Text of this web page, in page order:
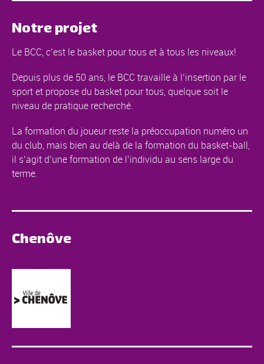
Notre projet
Le BCC, c’est le basket pour tous et à tous les niveaux!
Depuis plus de 50 ans, le BCC travaille à l’insertion par le
sport et propose du basket pour tous, quelque soit le
niveau de pratique recherché.
La formation du joueur reste la préoccupation numéro un
du club, mais bien au delà de la formation du basket-ball,
il s’agit d’une formation de l’individu au sens large du
terme.
Chenôve